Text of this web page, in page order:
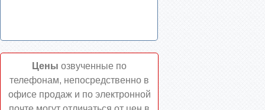
Цены озвученные по
телефонам, непосредственно в
офисе продаж и по электронной